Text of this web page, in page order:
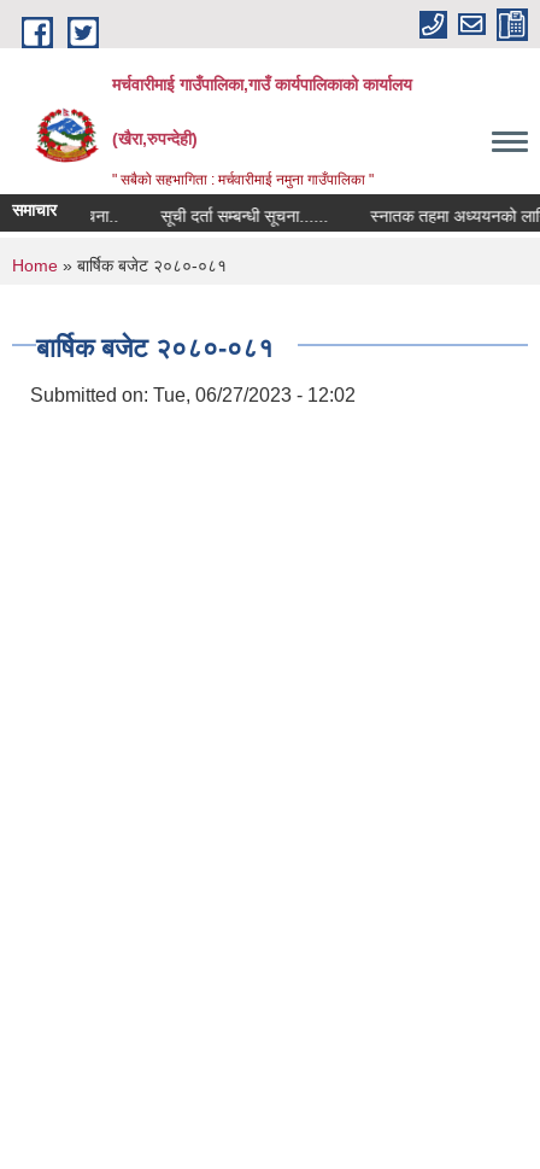
Skip to main content
मर्चवारीमाई गाउँपालिका,गाउँ कार्यपालिकाको कार्यालय
(खैरा,रुपन्देही)
" सबैको सहभागिता : मर्चवारीमाई नमुना गाउँपालिका "
समाचारसूचना.. सूची दर्ता सम्बन्धी सूचना...... स्नातक तहमा अध्ययनको लागि
You are here
Home » बार्षिक बजेट २०८०-०८१
बार्षिक बजेट २०८०-०८१
Submitted on: Tue, 06/27/2023 - 12:02